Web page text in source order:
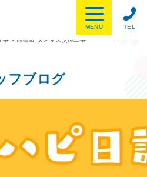
TEL
MENU
事 > 前橋市 タメマス交換工事
フブログ